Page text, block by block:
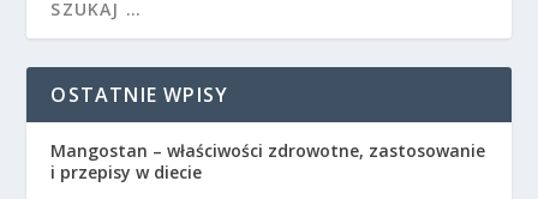
OSTATNIE WPISY
Mangostan – właściwości zdrowotne, zastosowanie
i przepisy w diecie